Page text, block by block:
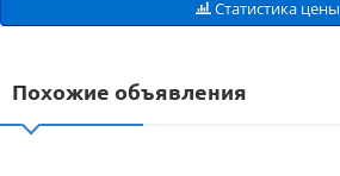
Статистика цены
Похожие объявления